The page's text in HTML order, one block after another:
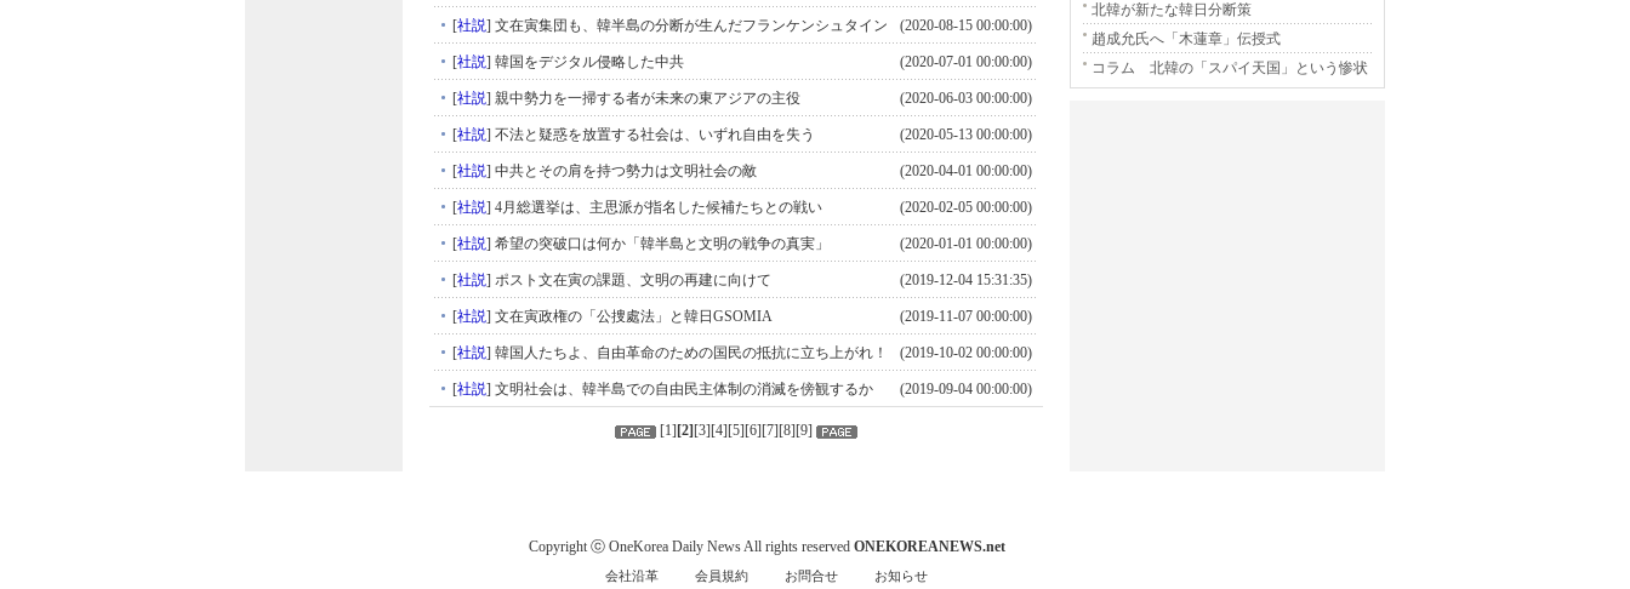
[社説] 文在寅集団も、韓半島の分断が生んだフランケンシュタイン (2020-08-15 00:00:00)
[社説] 韓国をデジタル侵略した中共 (2020-07-01 00:00:00)
[社説] 親中勢力を一掃する者が未来の東アジアの主役 (2020-06-03 00:00:00)
[社説] 不法と疑惑を放置する社会は、いずれ自由を失う (2020-05-13 00:00:00)
[社説] 中共とその肩を持つ勢力は文明社会の敵 (2020-04-01 00:00:00)
[社説] 4月総選挙は、主思派が指名した候補たちとの戦い (2020-02-05 00:00:00)
[社説] 希望の突破口は何か「韓半島と文明の戦争の真実」 (2020-01-01 00:00:00)
[社説] ポスト文在寅の課題、文明の再建に向けて (2019-12-04 15:31:35)
[社説] 文在寅政権の「公捜處法」と韓日GSOMIA (2019-11-07 00:00:00)
[社説] 韓国人たちよ、自由革命のための国民の抵抗に立ち上がれ！ (2019-10-02 00:00:00)
[社説] 文明社会は、韓半島での自由民主体制の消滅を傍観するか (2019-09-04 00:00:00)
[1] [2] [3][4][5][6][7][8][9]
北韓が新たな韓日分断策
趙成允氏へ「木蓮章」伝授式
コラム 北韓の「スパイ天国」という惨状
Copyright ⓒ OneKorea Daily News All rights reserved ONEKOREANEWS.net
会社沿革 会員規約 お問合せ お知らせ